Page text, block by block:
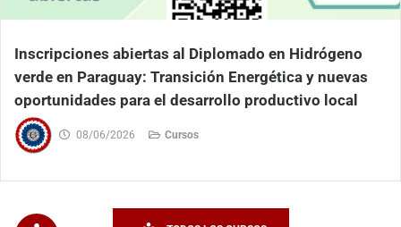
Inscripciones abiertas al Diplomado en Hidrógeno
verde en Paraguay: Transición Energética y nuevas
oportunidades para el desarrollo productivo local
08/06/2026 Cursos